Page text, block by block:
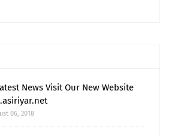
News Visit Our New Website
06, 2018